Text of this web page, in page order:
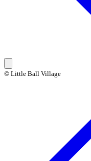
© Little Ball Village